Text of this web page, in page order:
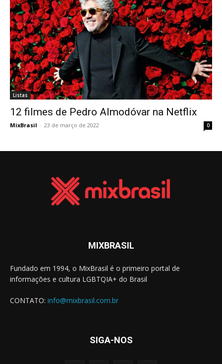
Listas
12 filmes de Pedro Almodóvar na Netflix
MixBrasil - 23 de março de 2022 0
MIXBRASIL
Fundado em 1994, o MixBrasil é o primeiro portal de
informações e cultura LGBTQIA+ do Brasil
CONTATO: info@mixbrasil.com.br
SIGA-NOS